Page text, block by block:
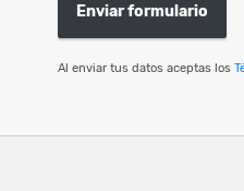
Enviar formulario
Al enviar tus datos aceptas los